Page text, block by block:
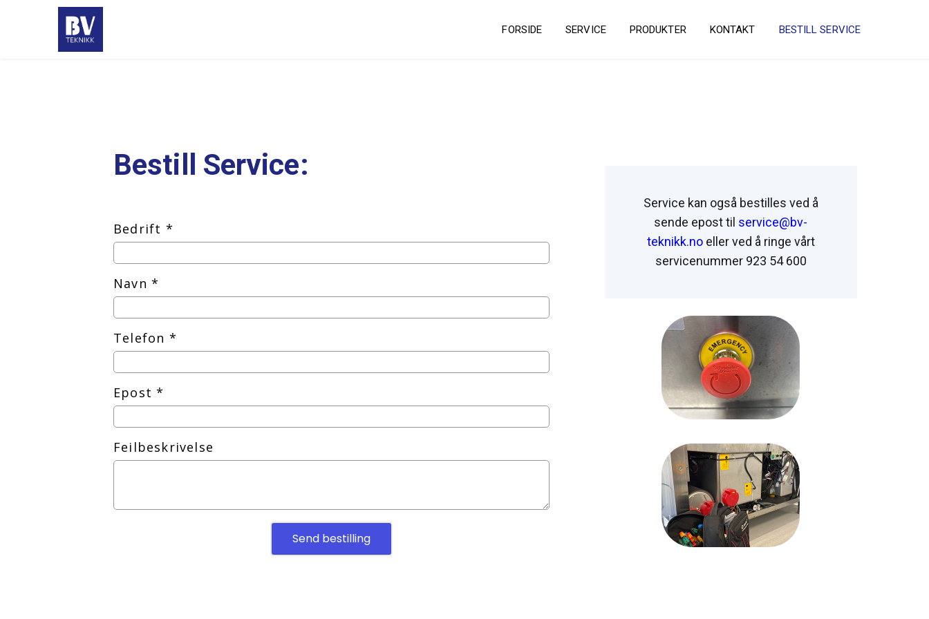
FORSIDE SERVICE PRODUKTER KONTAKT BESTILL SERVICE
Bestill Service:
Bedrift *
Navn *
Telefon *
Epost *
Feilbeskrivelse
Send bestilling
Service kan også bestilles ved å
sende epost til service@bv-
teknikk.noeller ved å ringe vårt
servicenummer 923 54 600